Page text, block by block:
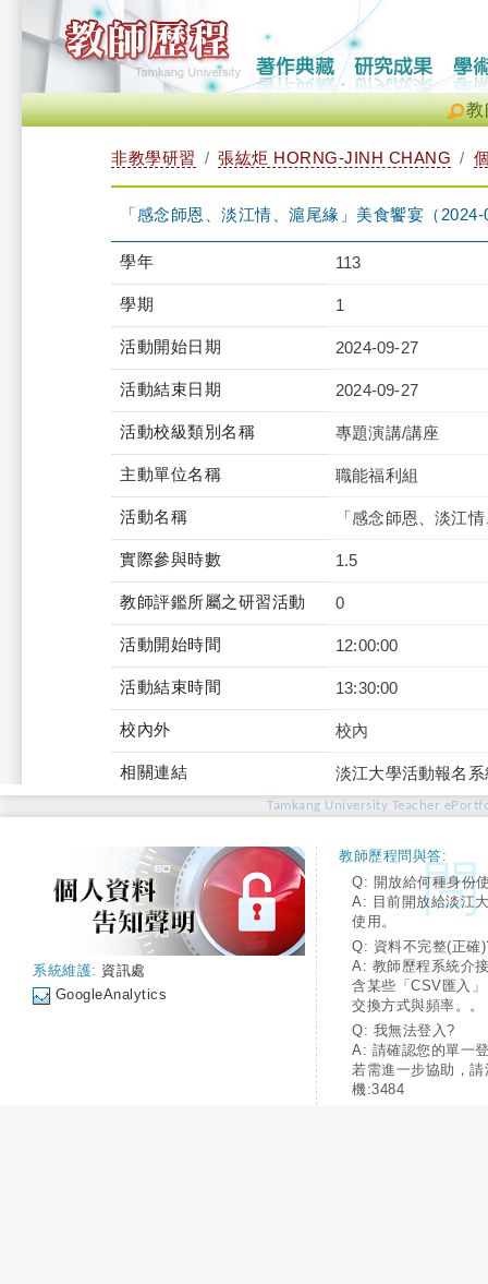
教
非教學研習 張紘炬 HORNG-JINH CHANG
「感念師恩、淡江情、滬尾緣」美食饗宴（
學年 113
學期 1
活動開始日期 2024-09-27
活動結束日期 2024-09-27
活動校級類別名稱 專題演講/講座
主動單位名稱 職能福利組
活動名稱 「感念師恩、淡江
實際參與時數 1.5
教師評鑑所屬之研習活動 0
活動開始時間 12:00:00
活動結束時間 13:30:00
校內外 校內
相關連結 淡江大學活動報名
Tamkang University Teacher
系統維護: 資訊處
GoogleAnalytics
教師歷程問與答:
Q: 開放給何種身份
A: 目前開放給淡江
使用。
Q: 資料不完整(正確
A: 教師歷程系統介
含某些「CSV匯入
交換方式與頻率。。
Q: 我無法登入?
A: 請確認您的單一
若需進一步協助，
機:3484